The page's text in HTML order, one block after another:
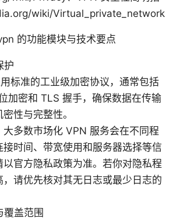
wiki/Virtual_private_network
的功能模块与技术要点
护
标准的工业级加密协议，通常包括
加密和 TLS 握手，确保数据在传输
性与完整性。
大多数市场化 VPN 服务会在不同程
接时间、带宽使用和服务器选择等信
以官方隐私政策为准。若你对隐私程
，请优先核对其无日志或最少日志的
覆盖范围